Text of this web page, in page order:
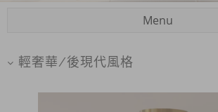
Menu
輕奢華/後現代風格